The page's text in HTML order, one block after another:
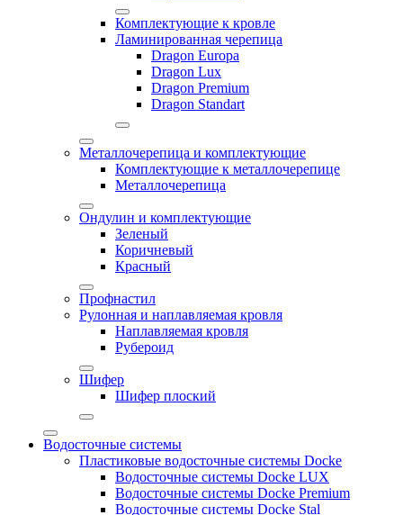
Комплектующие к кровле
Ламинированная черепица
Dragon Europa
Dragon Lux
Dragon Premium
Dragon Standart
Металлочерепица и комплектующие
Комплектующие к металлочерепице
Металлочерепица
Ондулин и комплектующие
Зеленый
Коричневый
Красный
Профнастил
Рулонная и наплавляемая кровля
Наплавляемая кровля
Рубероид
Шифер
Шифер плоский
Водосточные системы
Пластиковые водосточные системы Docke
Водосточные системы Docke LUX
Водосточные системы Docke Premium
Водосточные системы Docke Stal